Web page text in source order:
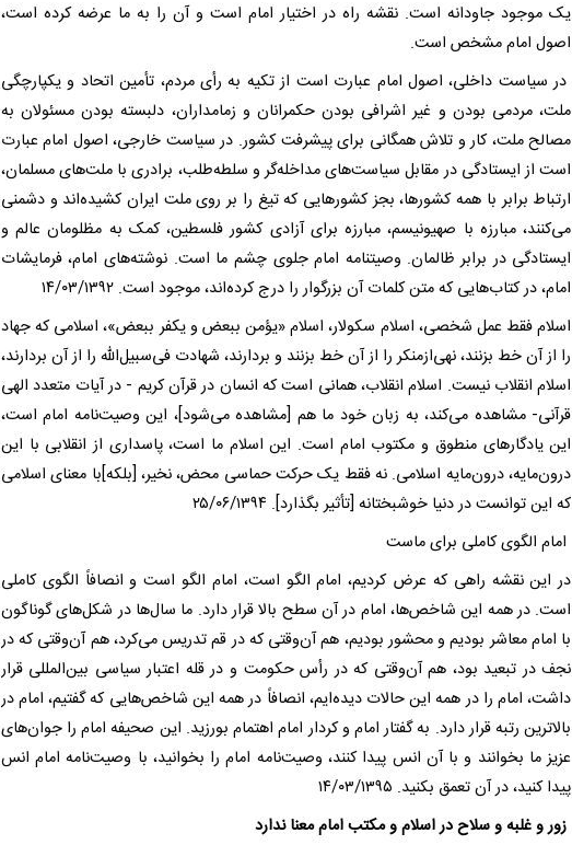
یک موجود جاودانه است. نقشه راه در اختیار امام است و آن را به ما عرضه کرده است،
اصول امام مشخص است.
در سیاست داخلی، اصول امام عبارت است از تکیه به رأی مردم، تأمین اتحاد و یکپارچگی
ملت، مردمی بودن و غیر اشرافی بودن حکمرانان و زمامداران، دلبسته بودن مسئولان به
مصالح ملت، کار و تلاش همگانی برای پیشرفت کشور. در سیاست خارجی، اصول امام عبارت
است از ایستادگی در مقابل سیاست‌های مداخله‌گر و سلطه‌طلب، برادری با ملت‌های مسلمان،
ارتباط برابر با همه کشورها، بجز کشور‌هایی که تیغ را بر روی ملت ایران کشیده‌اند و دشمنی
می‌کنند، مبارزه با صهیونیسم، مبارزه برای آزادی کشور فلسطین، کمک به مظلومان عالم و
ایستادگی در برابر ظالمان. وصیتنامه امام جلوی چشم ما است. نوشته‌های امام، فرمایشات
امام، در کتا‌ب‌هایی که متن کلمات آن بزرگوار را درج کرده‌اند، موجود است. ۱۴/۰۳/۱۳۹۲
اسلام فقط عمل شخصی، اسلام سکولار، اسلام «یؤمن ببعض و یکفر ببعض»، اسلامی که جهاد
را از آن خط بزنند، نهی‌ازمنکر را از آن خط بزنند و بردارند، شهادت فی‌سبیل‌الله را از آن بردارند،
اسلام انقلاب نیست. اسلام انقلاب، همانی است که انسان در قرآن کریم - در آیات متعدد الهی
قرآنی- مشاهده می‌کند، به زبان خود ما هم [مشاهده می‌شود]، این وصیت‌نامه امام است،
این یادگار‌های منطوق و مکتوب امام است. این اسلام ما است، پاسداری از انقلابی با این
درون‌مایه، درون‌مایه اسلامی. نه فقط یک حرکت حماسی محض، نخیر، [بلکه]با معنای اسلامی
که این توانست در دنیا خوشبختانه [تأثیر بگذارد]. ۲۵/۰۶/۱۳۹۴
امام الگوی کاملی برای ماست
در این نقشه راهی که عرض کردیم، امام الگو است، امام الگو است و انصافاً الگوی کاملی
است. در همه این شاخص‌ها، امام در آن سطح بالا قرار دارد. ما سال‌ها در شکل‌های گوناگون
با امام معاشر بودیم و محشور بودیم، هم آن‌وقتی که در قم تدریس می‌کرد، هم آن‌وقتی که در
نجف در تبعید بود، هم آن‌وقتی که در رأس حکومت و در قله اعتبار سیاسی بین‌المللی قرار
داشت، امام را در همه این حالات دیده‌ایم، انصافاً در همه این شاخص‌هایی که گفتیم، امام در
بالاترین رتبه قرار دارد. به گفتار امام و کردار امام اهتمام بورزید. این صحیفه امام را جوان‌های
عزیز ما بخوانند و با آن انس پیدا کنند، وصیت‌نامه امام را بخوانید، با وصیت‌نامه امام انس
پیدا کنید، در آن تعمق بکنید. ۱۴/۰۳/۱۳۹۵
زور و غلبه و سلاح در اسلام و مکتب امام معنا ندارد